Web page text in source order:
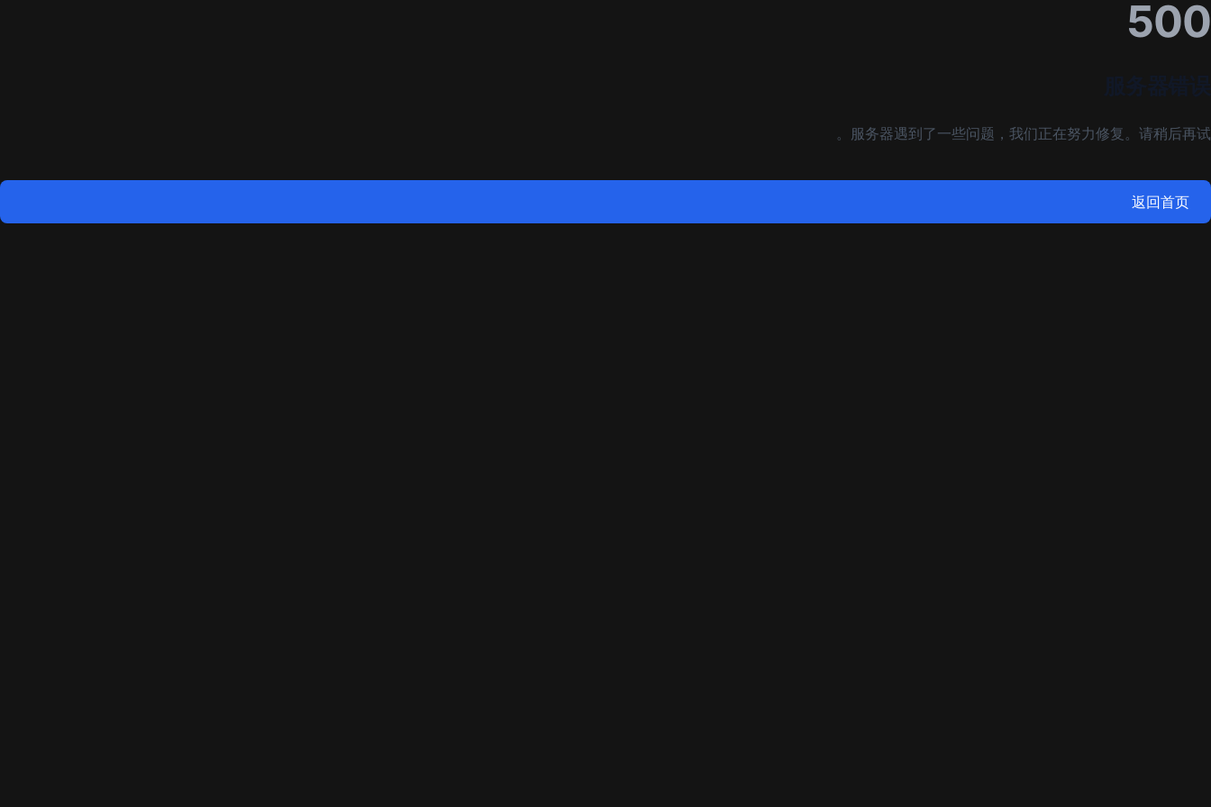
500
服务器遇到了一些问题，我们正在努力修复。请稍后再试。
返回首页